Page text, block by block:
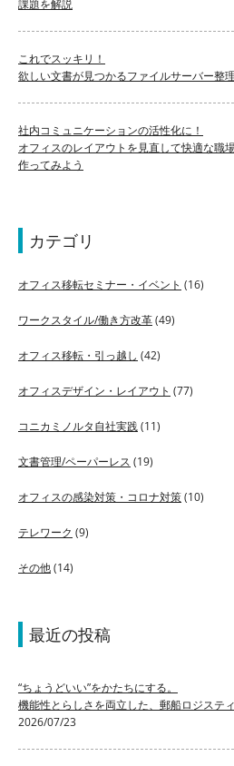
課題を解説
これでスッキリ！
欲しい文書が見つかるファイルサーバー整
社内コミュニケーションの活性化に！
オフィスのレイアウトを見直して快適な職
作ってみよう
カテゴリ
オフィス移転セミナー・イベント (16)
ワークスタイル/働き方改革(49)
オフィス移転・引っ越し (42)
オフィスデザイン・レイアウト (77)
コニカミノルタ自社実践(11)
文書管理/ペーパーレス (19)
オフィスの感染対策・コロナ対策(10)
テレワーク (9)
その他(14)
最近の投稿
“ちょうどいい”をかたちにする。
機能性とらしさを両立した、郵船ロジステ
2026/07/23